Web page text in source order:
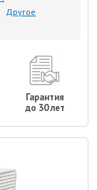
Другое
Гарантия
до 30 лет